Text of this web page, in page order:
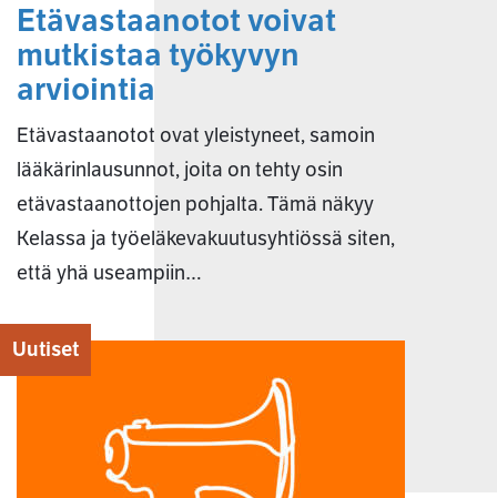
Etävastaanotot voivat
mutkistaa työkyvyn
arviointia
Etävastaanotot ovat yleistyneet, samoin
lääkärinlausunnot, joita on tehty osin
etävastaanottojen pohjalta. Tämä näkyy
Kelassa ja työeläkevakuutusyhtiössä siten,
että yhä useampiin…
Uutiset